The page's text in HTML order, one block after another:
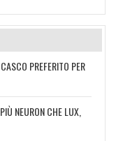
PREFERITO PER
NEURON CHE LUX,